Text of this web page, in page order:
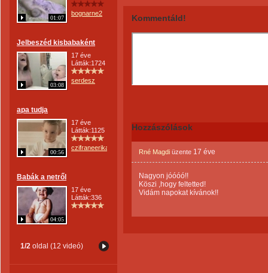
01:07
bognarne2
Jelbeszéd kisbabaként
03:08
17 éve
Látták:1724
serdesz
apa tudja
00:56
17 éve
Látták:1125
czifraneerika
Babák a netről
04:05
17 éve
Látták:336
1/2 oldal (12 videó)
Kommentáld!
Hozzászólások
Rné Magdi üzente 17 éve
Nagyon jóóóó!!
Köszi ,hogy feltetted!
Vidám napokat kívánok!!